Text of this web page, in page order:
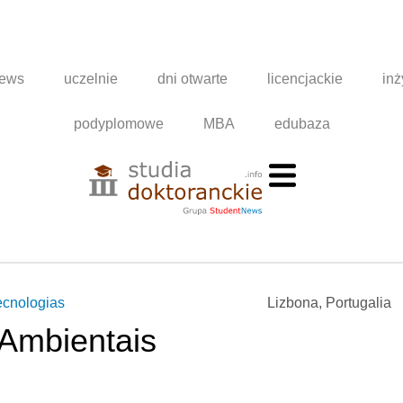
uczelnie dni otwarte licencjackie
podyplomowe MBA edubaza
Lizbona, Portugalia